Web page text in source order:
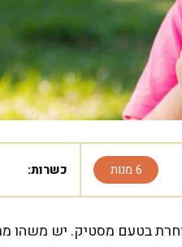
6 מנות כשרות:
בטעם מסטיק. יש משהו